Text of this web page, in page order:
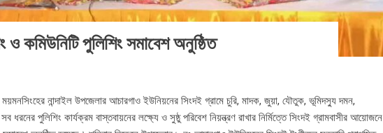
ও কমিউনিটি পুলিশিং সমাবেশ অনুষ্ঠিত
ময়মনসিংহের নান্দাইল উপজেলার আচারগাও ইউনিয়নের সিংদই গ্রামে চুরি, মাদক, জুয়া, যৌতুক, ভূমিদস্যু দমন,
ধরনের পুলিশিং কার্যক্রম বাস্তবায়নের লক্ষ্যে ও সুষ্ঠু পরিবেশ নিয়ন্ত্রণ রাখার নির্মিত্তে সিংদই গ্রামবাসীর আয়োজনে